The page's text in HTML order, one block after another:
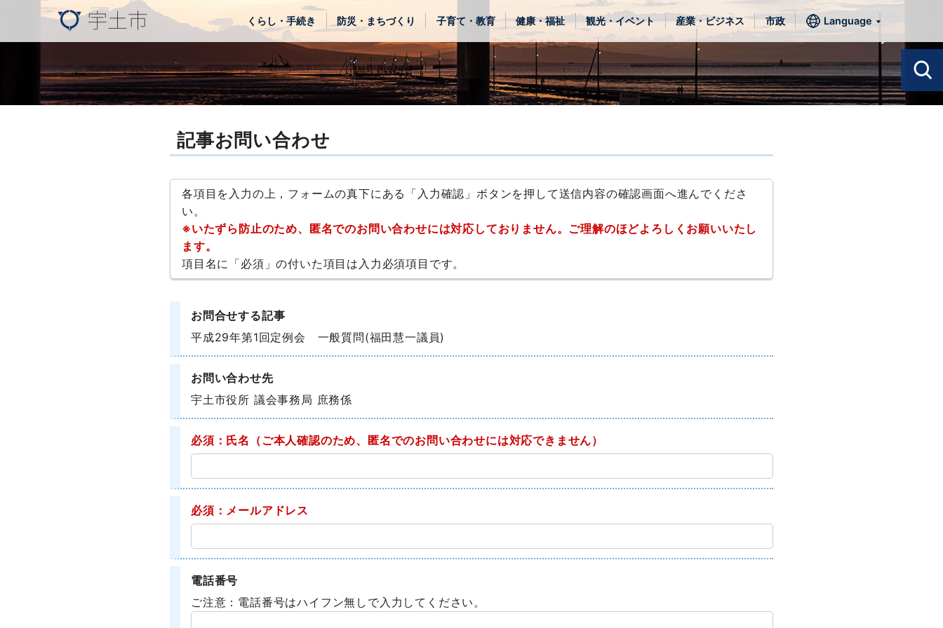
くらし・手続き 防災・まちづくり 子育て・教育 健康・福祉 観光・イベント 産業・ビジネス 市政 Language
記事お問い合わせ
各項目を入力の上，フォームの真下にある「入力確認」ボタンを押して送信内容の確認画面へ進んでくださ
い。
※いたずら防止のため、匿名でのお問い合わせには対応しておりません。ご理解のほどよろしくお願いいたし
ます。
項目名に「必須」の付いた項目は入力必須項目です。
お問合せする記事
平成29年第1回定例会 一般質問(福田慧一議員)
お問い合わせ先
宇土市役所 議会事務局 庶務係
必須：氏名 （ご本人確認のため、匿名でのお問い合わせには対応できません）
必須：メールアドレス
電話番号
ご注意：電話番号はハイフン無しで入力してください。